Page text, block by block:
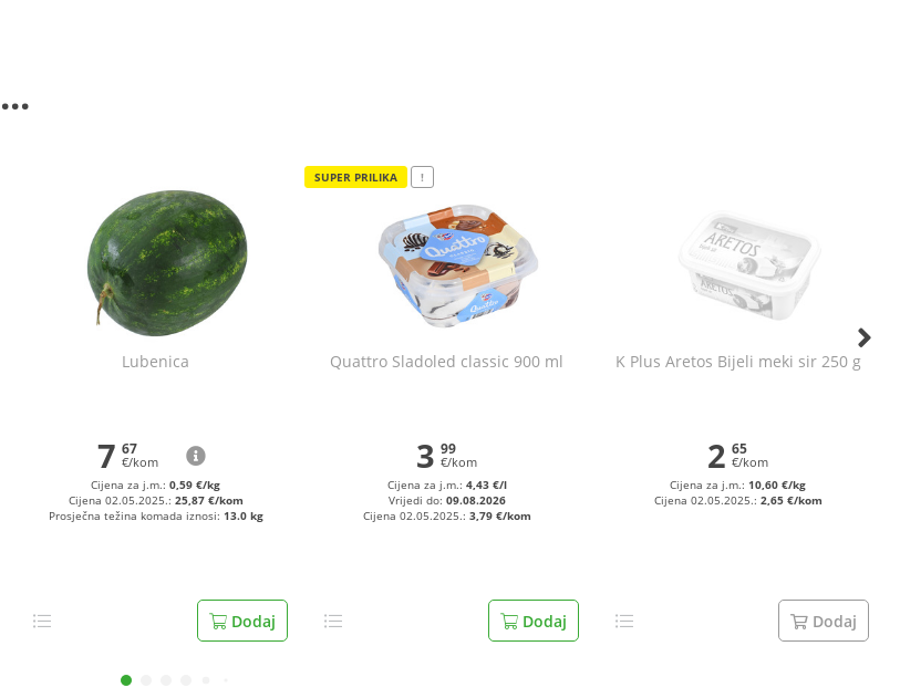
Lubenica
7 67
€/kom
Cijena za j.m.:0,59 €/kg
Cijena 02.05.2025.: 25,87 €/kom
Prosječna težina komada iznosi: 13.0 kg
Dodaj
SUPER PRILIKA !
Quattro Sladoled classic 900 ml
3 99
€/kom
Cijena za j.m.: 4,43 €/l
Vrijedi do: 09.08.2026
Cijena 02.05.2025.: 3,79 €/kom
Dodaj
K Plus Aretos Bijeli meki sir 250 g
2 65
€/kom
Cijena za j.m.:10,60 €/kg
Cijena 02.05.2025.: 2,65 €/kom
Dodaj